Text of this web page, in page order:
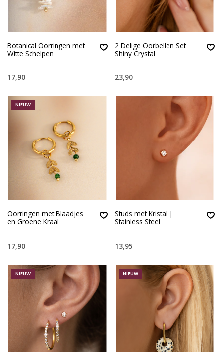
Botanical Oorringen met
Witte Schelpen
17,90
2 Delige Oorbellen Set
Shiny Crystal
23,90
NIEUW
Oorringen met Blaadjes
en Groene Kraal
17,90
Studs met Kristal |
Stainless Steel
13,95
NIEUW NIEUW